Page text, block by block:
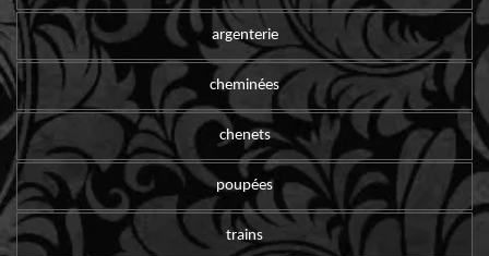
argenterie
cheminées
chenets
poupées
trains